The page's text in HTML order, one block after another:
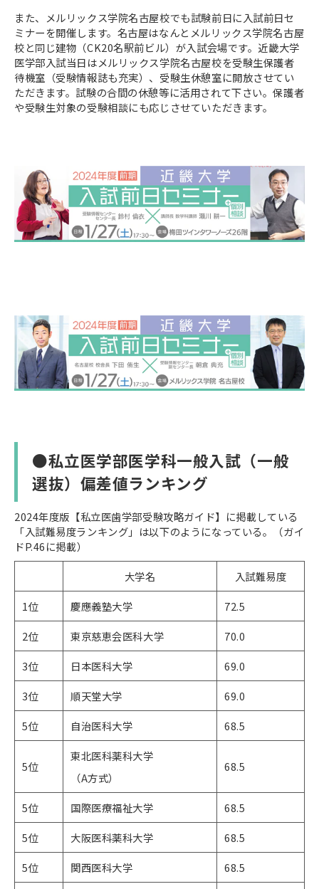
また、メルリックス学院名古屋校でも試験前日に入試前日セ
ミナーを開催します。名古屋はなんとメルリックス学院名古屋
校と同じ建物（CK20名駅前ビル）が入試会場です。近畿大学
医学部入試当日はメルリックス学院名古屋校を受験生保護者
待機室（受験情報誌も充実）、受験生休憩室に開放させてい
ただきます。試験の合間の休憩等に活用されて下さい。保護者
や受験生対象の受験相談にも応じさせていただきます。
●私立医学部医学科一般入試（一般
選抜）偏差値ランキング
2024年度版【私立医歯学部受験攻略ガイド】に掲載している
「入試難易度ランキング」は以下のようになっている。（ガイ
ドP.46に掲載）
大学名
入試難易度
1位
慶應義塾大学
72.5
2位
東京慈恵会医科大学
70.0
3位
日本医科大学
69.0
3位
順天堂大学
69.0
5位
自治医科大学 68.5
5位
東北医科薬科大学​​​​​
（A方式）
68.5
5位 国際医療福祉大学
68.5
5位
大阪医科薬科大学
68.5
5位
関西医科大学 68.5